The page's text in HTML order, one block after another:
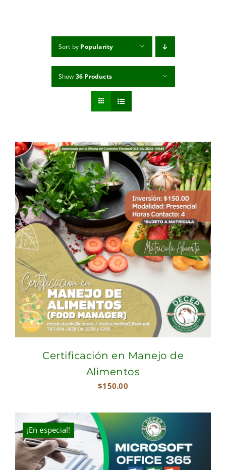
Sort by Popularity
Show 36 Products
Certificación en Manejo de
Alimentos
$150.00
¡En especial!